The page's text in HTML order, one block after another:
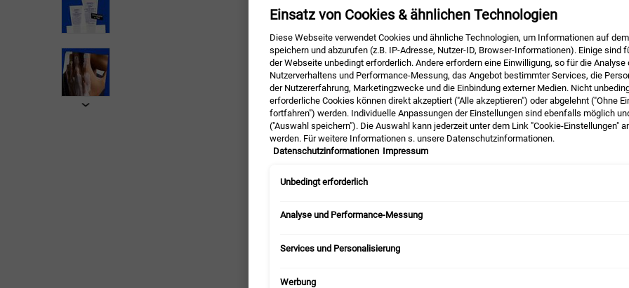
Ultimate Strength Hand Salve -
Auswahl treffen größe:
−
Anzahl
+
Einsatz von Cookies & ähnlichen Technologien
Diese Webseite verwendet Cookies und ähnliche Technologien, um Informationen auf
speichern und abzurufen (z.B. IP-Adresse, Nutzer-ID, Browser-Informationen). Einige sind
der Webseite unbedingt erforderlich. Andere erfordern eine Einwilligung, so für die Analyse
Nutzerverhaltens und Performance-Messung, das Angebot bestimmter Services, die
der Nutzererfahrung, Marketingzwecke und die Einbindung externer Medien. Nicht
erforderliche Cookies können direkt akzeptiert ("Alle akzeptieren") oder abgelehnt ("Ohne
fortfahren") werden. Individuelle Anpassungen der Einstellungen sind ebenfalls möglich
("Auswahl speichern"). Die Auswahl kann jederzeit unter dem Link "Cookie-Einstellungen"
werden. Für weitere Informationen s. unsere Datenschutzinformationen.
Datenschutzinformationen Impressum
Unbedingt erforderlich
Analyse und Performance-Messung
Services und Personalisierung
Werbung